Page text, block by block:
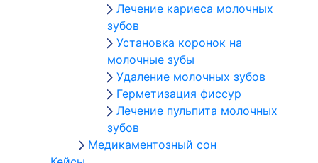
Лечение кариеса молочных
зубов
Установка коронок на
молочные зубы
Удаление молочных зубов
Герметизация фиссур
Лечение пульпита молочных
зубов
Медикаментозный сон